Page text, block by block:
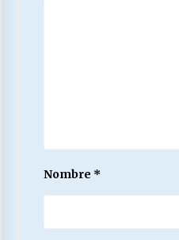
Nombre *